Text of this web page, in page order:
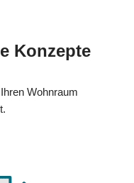
Konzepte
Wohnraum